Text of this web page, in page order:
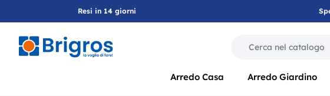
Resi in 14 giorni
Arredo Casa Arredo Giardino